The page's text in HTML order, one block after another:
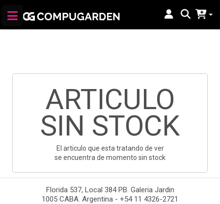
ARTICULO
SIN STOCK
El articulo que esta tratando de ver
se encuentra de momento sin stock
Florida 537, Local 384 PB. Galeria Jardin
1005 CABA. Argentina - +54 11 4326-2721